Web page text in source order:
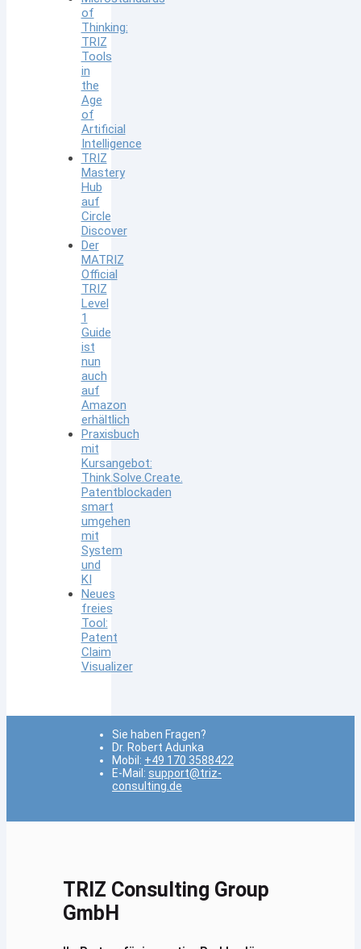
of
Thinking:
TRIZ
Tools
in
the
Age
of
Artificial
Intelligence
TRIZ
Mastery
Hub
auf
Circle
Discover
Der
MATRIZ
Official
TRIZ
Level
1
Guide
ist
nun
auch
auf
Amazon
erhältlich
Praxisbuch
mit
Kursangebot:
Think.Solve.Create.
Patentblockaden
smart
umgehen
mit
System
und
KI
Neues
freies
Tool:
Patent
Claim
Visualizer
Sie haben Fragen?
Dr. Robert Adunka
Mobil: +49 170 3588422
E-Mail: support@triz-
consulting.de
TRIZ Consulting Group
GmbH